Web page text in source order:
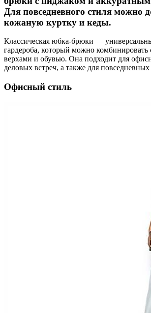
Для повседневного стиля можно
кожаную куртку и кеды.
Классическая юбка-брюки —
гардероба, который можно комбинировать
верхами и обувью. Она подходит для
деловых встреч, а также для повседневных
Офисный стиль